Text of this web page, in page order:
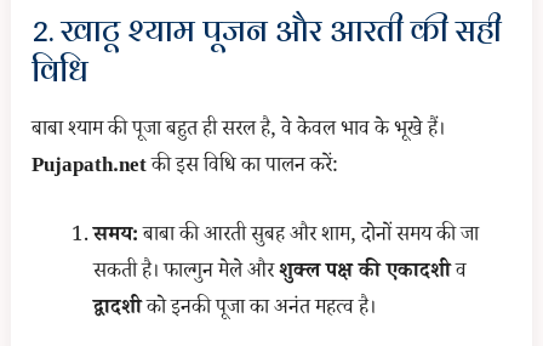
2. खाटू श्याम पूजन और आरती की सही
विधि
बाबा श्याम की पूजा बहुत ही सरल है, वे केवल भाव के भूखे हैं।
Pujapath.netकी इस विधि का पालन करें:
समय:बाबा की आरती सुबह और शाम, दोनों समय की जा
सकती है। फाल्गुन मेले औरशुक्ल पक्ष की एकादशीव
द्वादशीको इनकी पूजा का अनंत महत्व है।